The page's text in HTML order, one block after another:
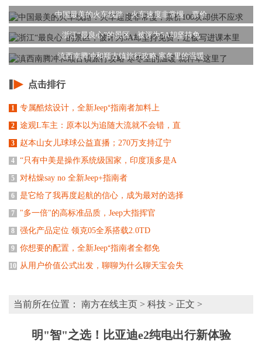
中国最美的火车线路：火车速度非常慢，票价
浙江“最良心”的景区，被评为5A却坚持免
滇西南腾冲和顺古镇旅行攻略 寒冬里的温暖
点击排行
1 专属酷炫设计，全新Jeep⁺指南者加料上
2 途观L车主：原本以为追随大流就不会错，直
3 赵本山女儿球球公益直播；270万支持辽宁
4 “只有中美是操作系统级国家，印度顶多是A
5 对枯燥say no 全新Jeep+指南者
6 是它给了我再度起航的信心，成为最对的选择
7 "多一倍"的高标准品质，Jeep大指挥官
8 强化产品定位 领克05全系搭载2.0TD
9 你想要的配置，全新Jeep⁺指南者全都免
10 从用户价值公式出发，聊聊为什么聊天宝会失
当前所在位置： 南方在线主页 > 科技 > 正文 >
明"智"之选！比亚迪e2纯电出行新体验